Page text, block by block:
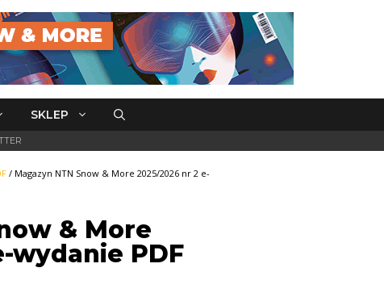
SKLEP
/ Magazyn NTN Snow & More 2025/2026 nr 2 e-
& More
wydanie PDF